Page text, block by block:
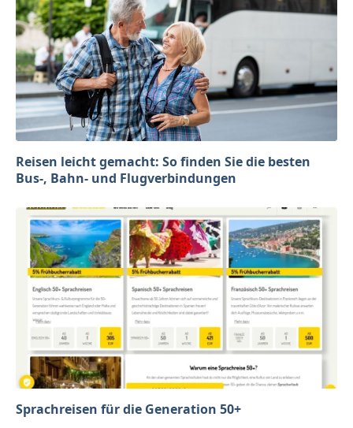
Reisen leicht gemacht: So finden Sie die besten
Bus-, Bahn- und Flugverbindungen
Sprachreisen für die Generation 50+